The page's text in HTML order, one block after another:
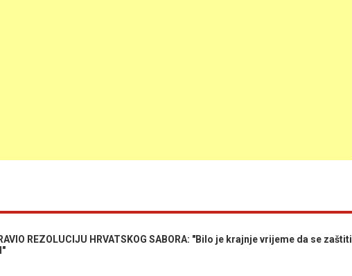
REZOLUCIJU HRVATSKOG SABORA: "Bilo je krajnje vrijeme da se zaštiti